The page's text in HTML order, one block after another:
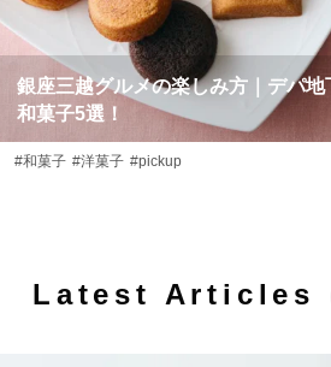
銀座三越グルメの楽しみ方｜デパ地
和菓子5選！
#和菓子 #洋菓子 #pickup
Latest Articles